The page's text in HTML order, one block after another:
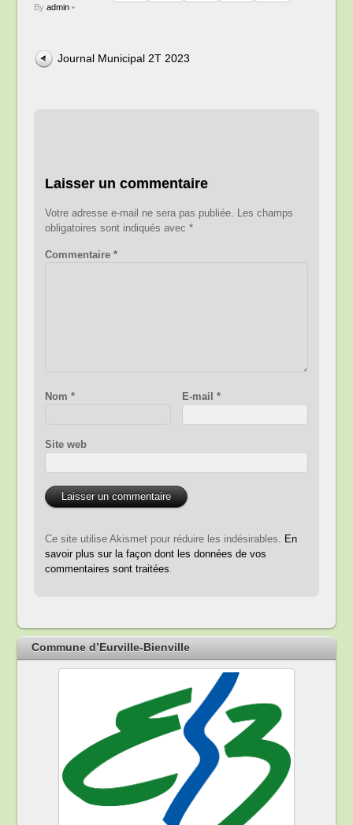
By admin•
Journal Municipal 2T 2023
Laisser un commentaire
Votre adresse e-mail ne sera pas publiée. Les champs
obligatoires sont indiqués avec*
Commentaire*
Nom* E-mail *
Site web
Ce site utilise Akismet pour réduire les indésirables. En
savoir plus sur la façon dont les données de vos
commentaires sont traitées
Commune d’Eurville-Bienville